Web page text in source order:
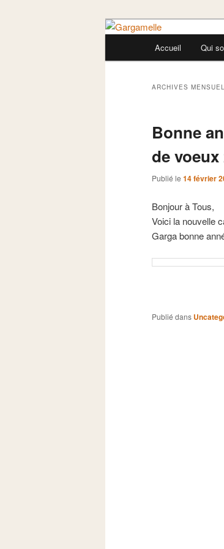
Ravie vos papilles !!
Accueil Qui
ARCHIVES
Bonne
de voeux
Publié le 14 février
Bonjour à Tous,
Voici la nouvelle
Garga bonne
Publié dans